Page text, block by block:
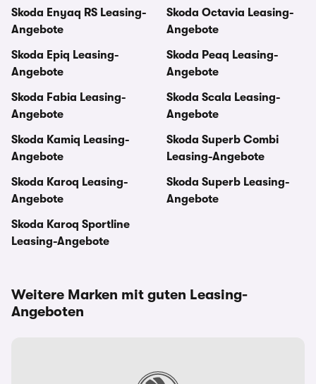
Skoda Enyaq RS Leasing-
Angebote
Skoda Epiq Leasing-
Angebote
Skoda Fabia Leasing-
Angebote
Skoda Kamiq Leasing-
Angebote
Skoda Karoq Leasing-
Angebote
Skoda Karoq Sportline
Leasing-Angebote
Skoda Octavia Leasing-
Angebote
Skoda Peaq Leasing-
Angebote
Skoda Scala Leasing-
Angebote
Skoda Superb Combi
Leasing-Angebote
Skoda Superb Leasing-
Angebote
Weitere Marken mit guten Leasing-
Angeboten